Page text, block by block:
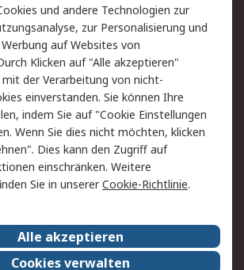
Kontakt
Datenschutz
Zahlungsbedingungen
Webseite Konditionen
RS weltweit
Nachhaltigkeit
und andere Technologien zur
zur Personalisierung und
auf Websites von
Klicken auf "Alle akzeptieren"
mit der Verarbeitung von nicht-
einverstanden. Sie können Ihre
indem Sie auf "Cookie Einstellungen
Wenn Sie dies nicht möchten, klicken
Dies kann den Zugriff auf
einschränken. Weitere
Sie in unsererCookie-Richtlinie.
Alle akzeptieren
Cookies verwalten